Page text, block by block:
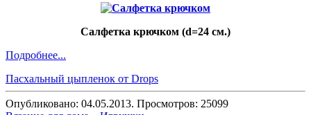
Салфетка крючком (d=24 см.)
Подробнее...
Пасхальный цыпленок от Drops
Опубликовано: 04.05.2013. Просмотров: 25099